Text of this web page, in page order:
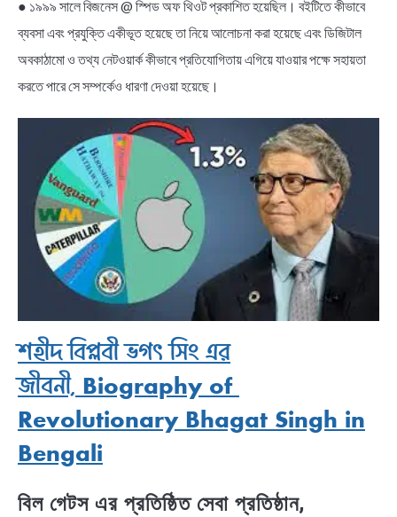
● ১৯৯৯ সালে বিজনেস @ স্পিড অফ থিওট প্রকাশিত হয়েছিল। বইটিতে কীভাবে
ব্যবসা এবং প্রযুক্তি একীভূত হয়েছে তা নিয়ে আলোচনা করা হয়েছে এবং ডিজিটাল
অবকাঠামো ও তথ্য নেটওয়ার্ক কীভাবে প্রতিযোগিতায় এগিয়ে যাওয়ার পক্ষে সহায়তা
করতে পারে সে সম্পর্কেও ধারণা দেওয়া হয়েছে।
শহীদ বিপ্লবী ভগৎ সিং এর
জীবনী, Biography of
Revolutionary Bhagat Singh in
Bengali
বিল গেটস এর প্রতিষ্ঠিত সেবা প্রতিষ্ঠান,